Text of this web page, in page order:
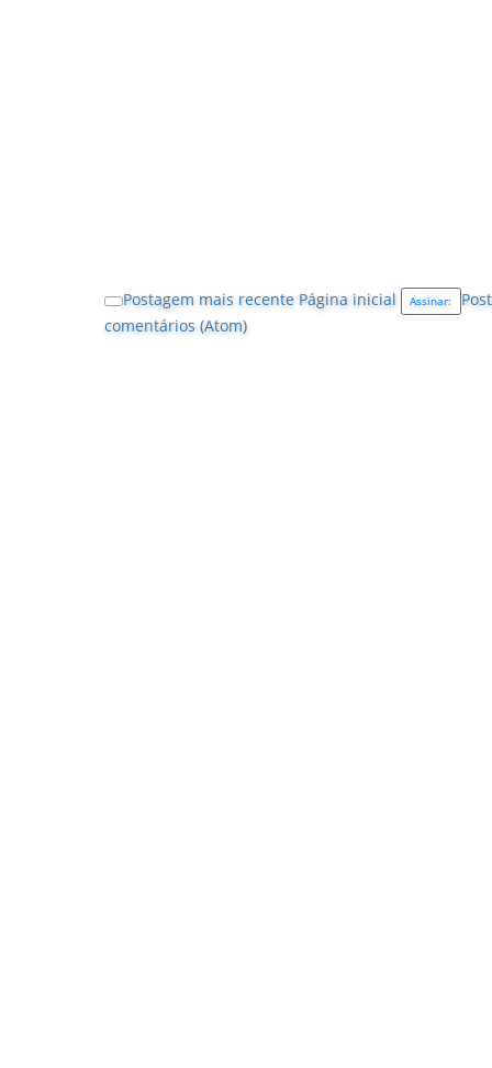
Postagem mais recente Página inicial Assinar:
comentários (Atom)